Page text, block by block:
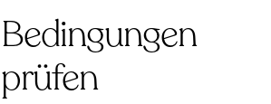
Bedingungen
prüfen